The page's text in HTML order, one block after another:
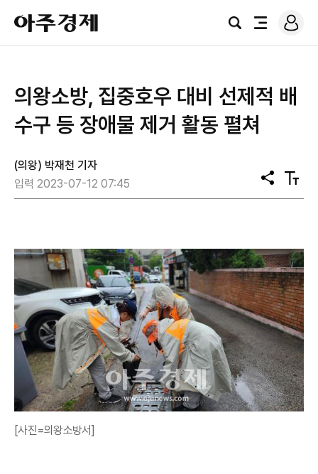
아
주
경
검
전
로
그
의왕소방, 집중호우 대비 선제적 배
수구 등 장애물 제거 활동 펼쳐
(의왕) 박재천 기자
입력 2023-07-12 07:45
공
유
텍
스
[사진=의왕소방서]